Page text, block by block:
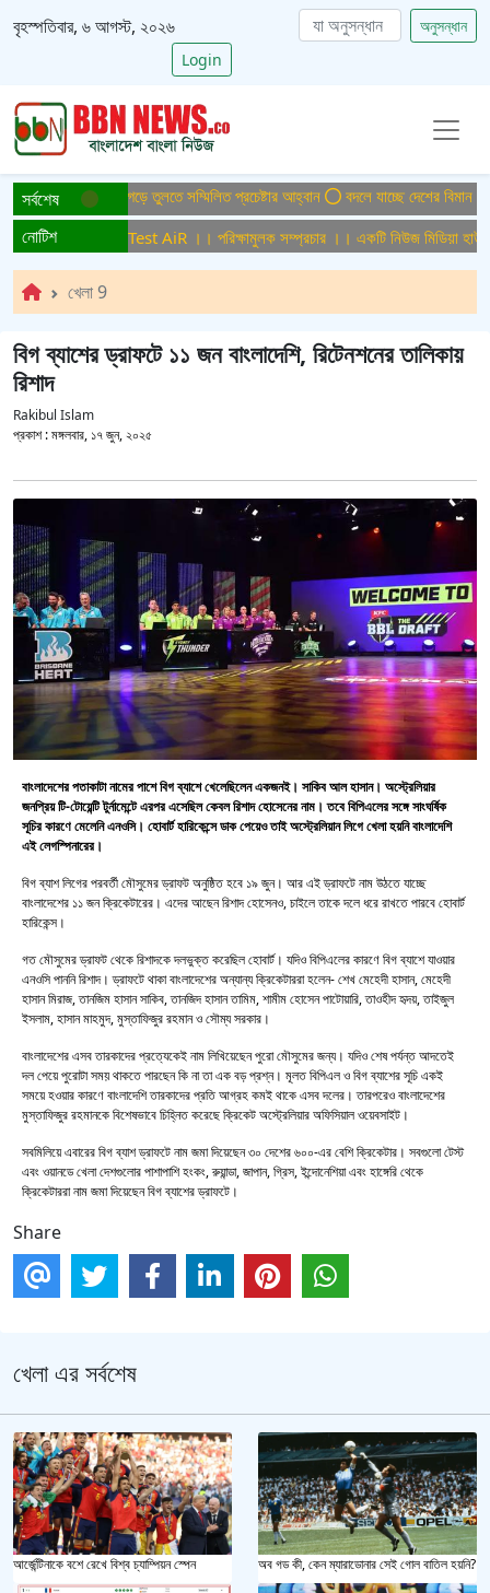
বৃহস্পতিবার, ৬ আগস্ট, ২০২৬
অনুসন্ধান
Login
সর্বশেষবাংলাদেশ গড়ে তুলতে সম্মিলিত প্রচেষ্টার আহ্বান বদলে যাচ্ছে দেশের বিমান ও
নোটিশ
সম্প্রচার ।। Test AiR ।। পরিক্ষামুলক সম্প্রচার ।। একটি নিউজ মিডিয়া
খেলা 9
বিগ ব্যাশের ড্রাফটে ১১ জন বাংলাদেশি, রিটেনশনের তালিকায়
রিশাদ
Rakibul Islam
প্রকাশ :মঙ্গলবার, ১৭ জুন, ২০২৫
বাংলাদেশের পতাকাটা নামের পাশে বিগ ব্যাশে খেলেছিলেন একজনই। সাকিব আল হাসান। অস্ট্রেলিয়ার
জনপ্রিয় টি-টোয়েন্টি টুর্নামেন্টে এরপর এসেছিল কেবল রিশাদ হোসেনের নাম। তবে বিপিএলের সঙ্গে সাংঘর্ষিক
সূচির কারণে মেলেনি এনওসি। হোবার্ট হারিকেন্সে ডাক পেয়েও তাই অস্ট্রেলিয়ান লিগে খেলা হয়নি বাংলাদেশি
এই লেগস্পিনারের।
বিগ ব্যাশ লিগের পরবর্তী মৌসুমের ড্রাফট অনুষ্ঠিত হবে ১৯ জুন। আর এই ড্রাফটে নাম উঠতে যাচ্ছে
বাংলাদেশের ১১ জন ক্রিকেটারের। এদের আছেন রিশাদ হোসেনও, চাইলে তাকে দলে ধরে রাখতে পারবে হোবার্ট
হারিকেন্স।
গত মৌসুমের ড্রাফট থেকে রিশাদকে দলভুক্ত করেছিল হোবার্ট। যদিও বিপিএলের কারণে বিগ ব্যাশে যাওয়ার
এনওসি পাননি রিশাদ। ড্রাফটে থাকা বাংলাদেশের অন্যান্য ক্রিকেটাররা হলেন- শেখ মেহেদী হাসান, মেহেদী
হাসান মিরাজ, তানজিম হাসান সাকিব, তানজিদ হাসান তামিম, শামীম হোসেন পাটোয়ারি, তাওহীদ হৃদয়, তাইজুল
ইসলাম, হাসান মাহমুদ, মুস্তাফিজুর রহমান ও সৌম্য সরকার।
বাংলাদেশের এসব তারকাদের প্রত্যেকেই নাম লিখিয়েছেন পুরো মৌসুমের জন্য। যদিও শেষ পর্যন্ত আদতেই
দল পেয়ে পুরোটা সময় থাকতে পারছেন কি না তা এক বড় প্রশ্ন। মূলত বিপিএল ও বিগ ব্যাশের সূচি একই
সময়ে হওয়ার কারণে বাংলাদেশি তারকাদের প্রতি আগ্রহ কমই থাকে এসব দলের। তারপরেও বাংলাদেশের
মুস্তাফিজুর রহমানকে বিশেষভাবে চিহ্নিত করেছে ক্রিকেট অস্ট্রেলিয়ার অফিসিয়াল ওয়েবসাইট।
সবমিলিয়ে এবারের বিগ ব্যাশ ড্রাফটে নাম জমা দিয়েছেন ৩০ দেশের ৬০০-এর বেশি ক্রিকেটার। সবগুলো টেস্ট
এবং ওয়ানডে খেলা দেশগুলোর পাশাপাশি হংকং, রুয়ান্ডা, জাপান, গ্রিস, ইন্দোনেশিয়া এবং হাঙ্গেরি থেকে
ক্রিকেটাররা নাম জমা দিয়েছেন বিগ ব্যাশের ড্রাফটে।
Share
খেলা এর সর্বশেষ
আর্জেন্টিনাকে বশে রেখে বিশ্ব চ্যাম্পিয়ন স্পেন অব গড কী, কেন ম্যারাডোনার সেই গোল বাতিল হয়নি?